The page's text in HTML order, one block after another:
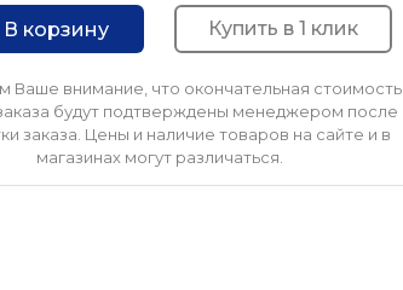
В корзину Купить в 1 клик
внимание, что окончательная стоимость
будут подтверждены менеджером после
заказа. Цены и наличие товаров на сайте и в
магазинах могут различаться.